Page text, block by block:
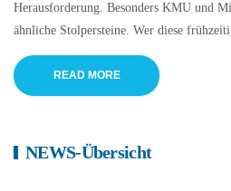
Herausforderung. Besonders KMU und
ähnliche Stolpersteine. Wer diese
READ MORE
NEWS-Übersicht